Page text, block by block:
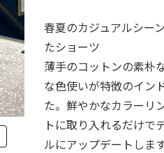
春夏のカジュアルシー
たショーツ
薄手のコットンの素朴
な色使いが特徴のイン
た。鮮やかなカラーリ
トに取り入れるだけで
ルにアップデートしま